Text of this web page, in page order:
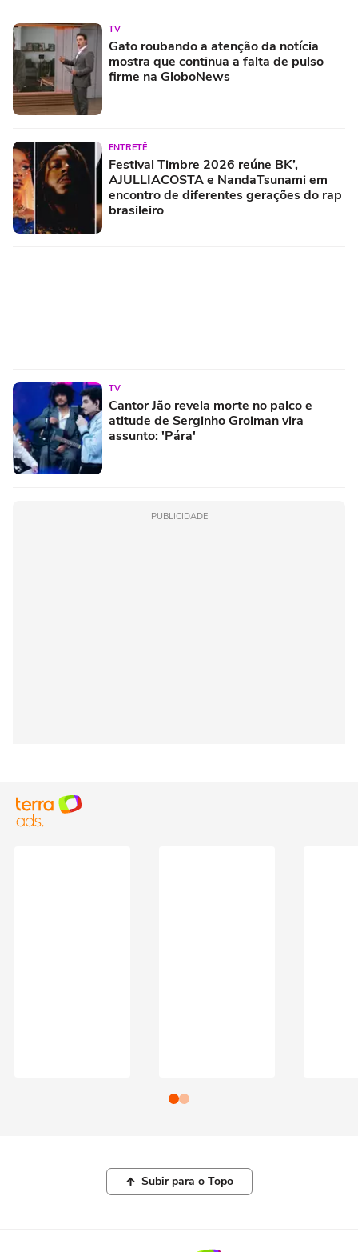
TV
Gato roubando a atenção da notícia
mostra que continua a falta de pulso
firme na GloboNews
ENTRETÊ
Festival Timbre 2026 reúne BK’,
AJULLIACOSTA e NandaTsunami em
encontro de diferentes gerações do rap
brasileiro
TV
Cantor Jão revela morte no palco e
atitude de Serginho Groiman vira
assunto: 'Pára'
PUBLICIDADE
Subir para o Topo